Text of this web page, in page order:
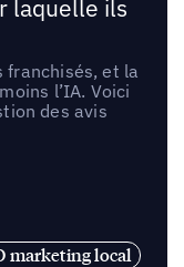
laquelle ils
franchisés, et la
l’IA. Voici
des avis
marketing local